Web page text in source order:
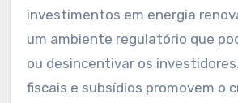
investimentos em energia
um ambiente regulatório que
ou desincentivar os
fiscais e subsídios promovem o